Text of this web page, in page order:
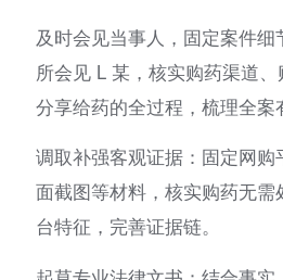
及时会见当事人，固定案件
所会见 L 某，核实购药渠道、
分享给药的全过程，梳理全案
调取补强客观证据：固定网
面截图等材料，核实购药无
台特征，完善证据链。